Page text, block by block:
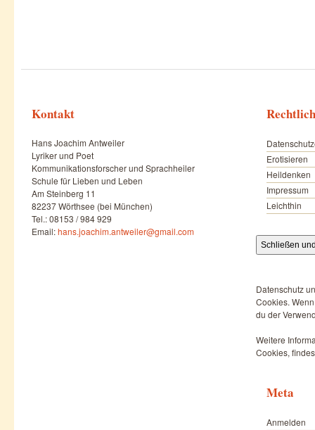
Kontakt
Hans Joachim Antweiler
Lyriker und Poet
Kommunikationsforscher und Sprachheiler
Schule für Lieben und Leben
Am Steinberg 11
82237 Wörthsee (bei München)
Tel.: 08153 / 984 929
Email:hans.joachim.antweiler@gmail.com
Erotisieren
Heildenken
Impressum
Leichthin
Datenschutz
Cookies.
du der
Weitere
Cookies,
Meta
Anmelden